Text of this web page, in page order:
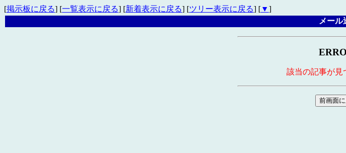
[掲示板に戻る] [一覧表示に戻る] [新着表示に戻る] [ツリー表示に戻る] [▼]
メール
該当の記事が見